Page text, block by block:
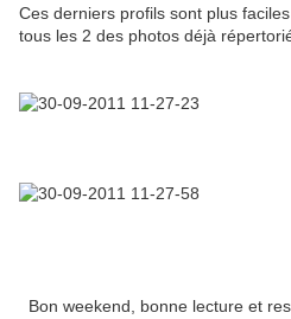
Ces derniers profils sont plus
tous les 2 des photos déjà
Bon weekend, bonne lecture et